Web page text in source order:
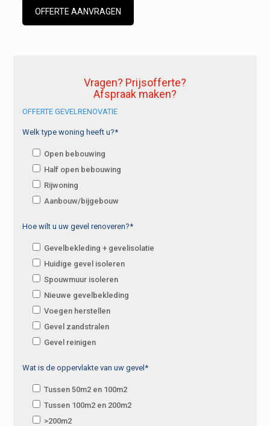
OFFERTE AANVRAGEN
Vragen? Prijsofferte?
Afspraak maken?
OFFERTE GEVELRENOVATIE
Welk type woning heeft u?*
Open bebouwing
Half open bebouwing
Rijwoning
Aanbouw/bijgebouw
Hoe wilt u uw gevel renoveren?*
Gevelbekleding + gevelisolatie
Huidige gevel isoleren
Spouwmuur isoleren
Nieuwe gevelbekleding
Voegen herstellen
Gevel zandstralen
Gevel reinigen
Wat is de oppervlakte van uw gevel*
Tussen 50m2 en 100m2
Tussen 100m2 en 200m2
>200m2